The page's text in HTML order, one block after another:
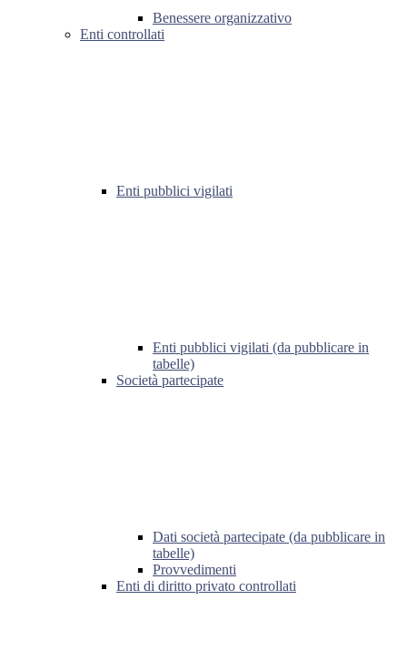
Benessere organizzativo
Enti controllati
Enti pubblici vigilati
Enti pubblici vigilati (da pubblicare in
tabelle)
Società partecipate
Dati società partecipate (da pubblicare in
tabelle)
Provvedimenti
Enti di diritto privato controllati